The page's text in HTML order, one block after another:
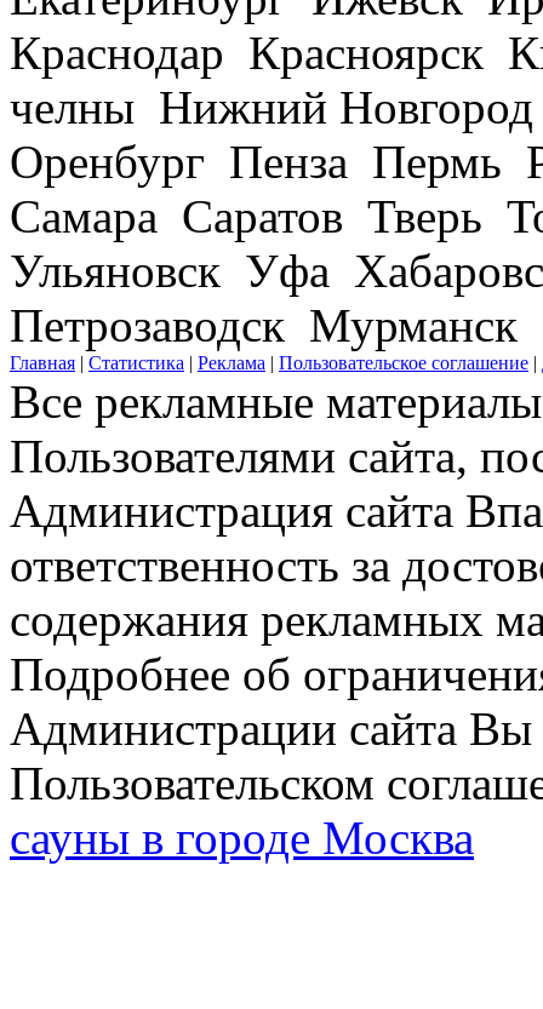
Краснодар Красноярск
челны Нижний
Оренбург Пенза Пермь
Самара Саратов Тверь
Ульяновск Уфа
Петрозаводск Мурманск
Главная | Статистика | Реклама | Пользовательское соглашение |
Все рекламные
Пользователями сайта,
Администрация сайта
ответственность за
содержания рекламных
Подробнее об
Администрации сайта Вы
Пользовательском
сауны в городе Москва